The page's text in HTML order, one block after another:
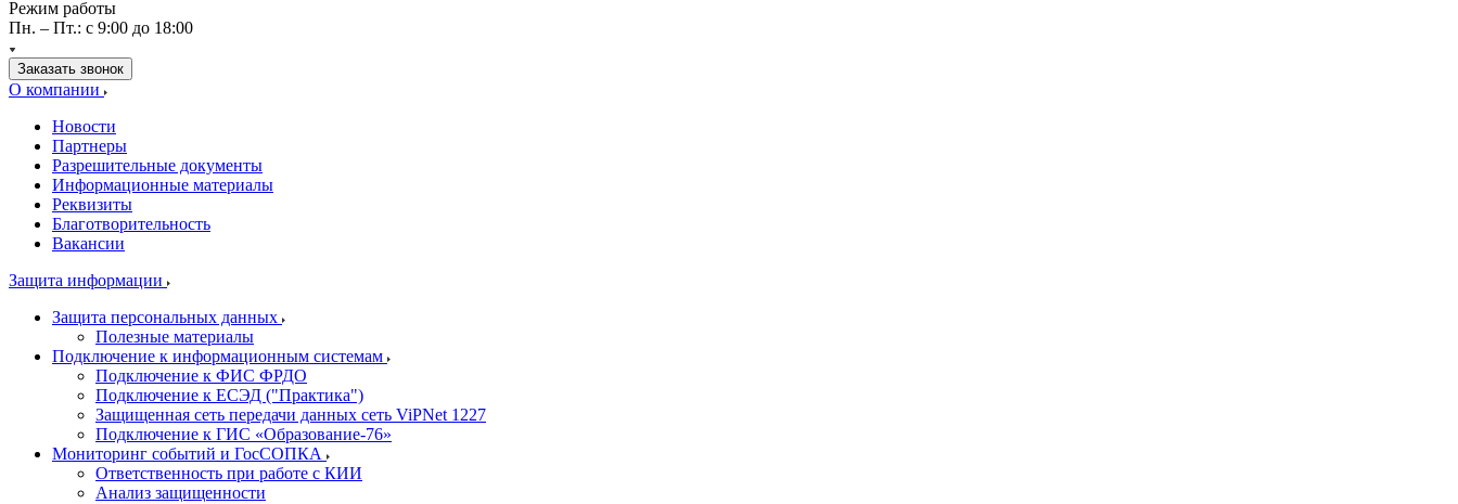
Режим работы
Пн. – Пт.: с 9:00 до 18:00
Заказать звонок
О компании
Новости
Партнеры
Разрешительные документы
Информационные материалы
Реквизиты
Благотворительность
Вакансии
Защита информации
Защита персональных данных
Полезные материалы
Подключение к информационным системам
Подключение к ФИС ФРДО
Подключение к ЕСЭД ("Практика")
Защищенная сеть передачи данных сеть ViPNet 1227
Подключение к ГИС «Образование-76»
Мониторинг событий и ГосСОПКА
Ответственность при работе с КИИ
Анализ защищенности